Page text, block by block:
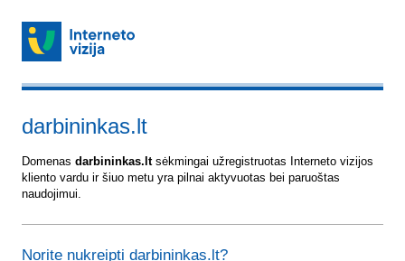
darbininkas.lt
Domenas darbininkas.ltsėkmingai užregistruotas Interneto vizijos
kliento vardu ir šiuo metu yra pilnai aktyvuotas bei paruoštas
naudojimui.
Norite nukreipti darbininkas.lt?